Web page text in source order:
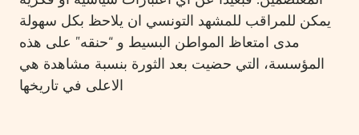
يمكن للمراقب للمشهد التونسي ان يلاحظ بكل سهولة
مدى امتعاظ المواطن البسيط و “حنقه” على هذه
المؤسسة، التي حضيت بعد الثورة بنسبة مشاهدة هي
الاعلى في تاريخها